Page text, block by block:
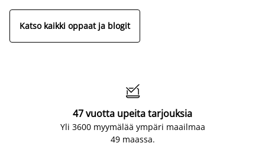
Katso kaikki oppaat ja blogit

47 vuotta upeita tarjouksia
Yli 3600 myymälää ympäri maailmaa
49 maassa.